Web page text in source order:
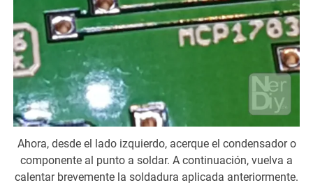
Ahora, desde el lado izquierdo, acerque el condensador o
componente al punto a soldar. A continuación, vuelva a
calentar brevemente la soldadura aplicada anteriormente.